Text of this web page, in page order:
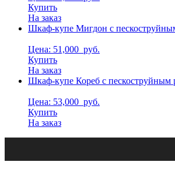
Купить
На заказ
Шкаф-купе Мигдон с
Цена: 51,000 руб.
Купить
На заказ
Шкаф-купе Кореб с пескоструйным
Цена: 53,000 руб.
Купить
На заказ